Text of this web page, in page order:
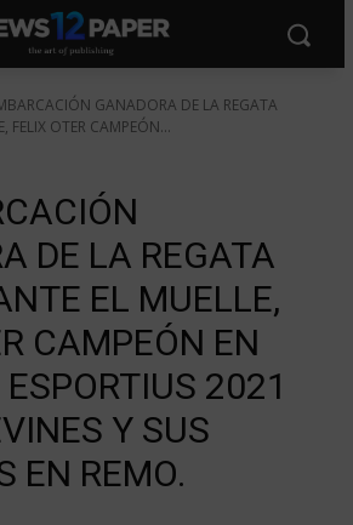
GANADORA DE LA REGATA
FELIX OTER CAMPEÓN...
DE LA REGATA
EL MUELLE,
CAMPEÓN EN
2021
Y SUS
EN REMO.